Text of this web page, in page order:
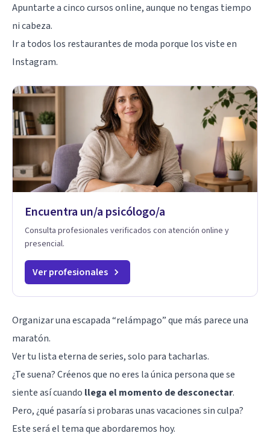
Apuntarte a cinco cursos online, aunque no tengas tiempo
ni cabeza.
Ir a todos los restaurantes de moda porque los viste en
Instagram.
Encuentra un/a psicólogo/a
Consulta profesionales verificados con atención online y
presencial.
Ver profesionales
Organizar una escapada “relámpago” que más parece una
maratón.
Ver tu lista eterna de series, solo para tacharlas.
¿Te suena? Créenos que no eres la única persona que se
siente así cuando llega el momento de desconectar.
Pero, ¿qué pasaría si probaras unas vacaciones sin culpa?
Este será el tema que abordaremos hoy.